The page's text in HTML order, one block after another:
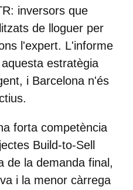
inversors que
de lloguer per
l'expert. L'informe
estratègia
i Barcelona n'és
forta competència
Build-to-Sell
de la demanda final,
i la menor càrrega